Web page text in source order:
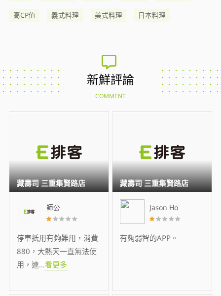
高CP值 義式料理 美式料理 日本料理
新鮮評論
COMMENT
師公
停車抵用有夠難用，消費
880，大熱天一直無法使
用，連...看更多
藏壽司 三重集賢路店
Jason Ho
有夠弱智的APP。
藏壽司 三重集賢路店